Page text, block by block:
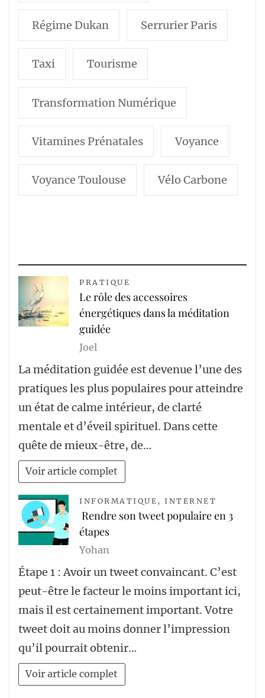
Régime Dukan Serrurier Paris
Taxi Tourisme
Transformation Numérique
Vitamines Prénatales Voyance
Voyance Toulouse Vélo Carbone
PRATIQUE
Le rôle des accessoires
énergétiques dans la méditation
guidée
Joel
La méditation guidée est devenue l’une des
pratiques les plus populaires pour atteindre
un état de calme intérieur, de clarté
mentale et d’éveil spirituel. Dans cette
quête de mieux-être, de…
Voir article complet
INFORMATIQUE ,INTERNET
Rendre son tweet populaire en 3
étapes
Yohan
Étape 1 : Avoir un tweet convaincant. C’est
peut-être le facteur le moins important ici,
mais il est certainement important. Votre
tweet doit au moins donner l’impression
qu’il pourrait obtenir…
Voir article complet